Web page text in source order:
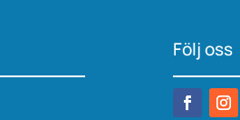
Följ oss